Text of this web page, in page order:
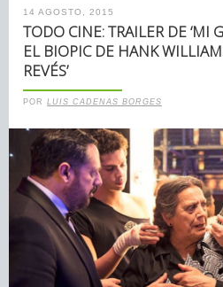
14 AGOSTO, 2015
TODO CINE: TRAILER DE ‘MI
EL BIOPIC DE HANK
REVÉS’
POR LUIS CADENAS BORGES